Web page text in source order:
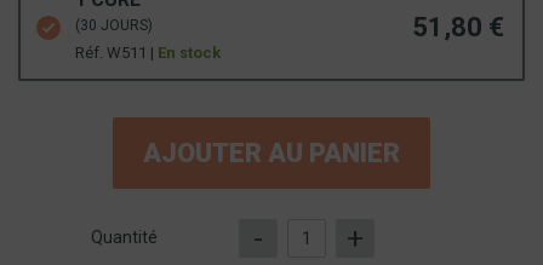
(30 JOURS)
Réf. W511 | En stock
51,80 €
AJOUTER AU PANIER
Quantité - +